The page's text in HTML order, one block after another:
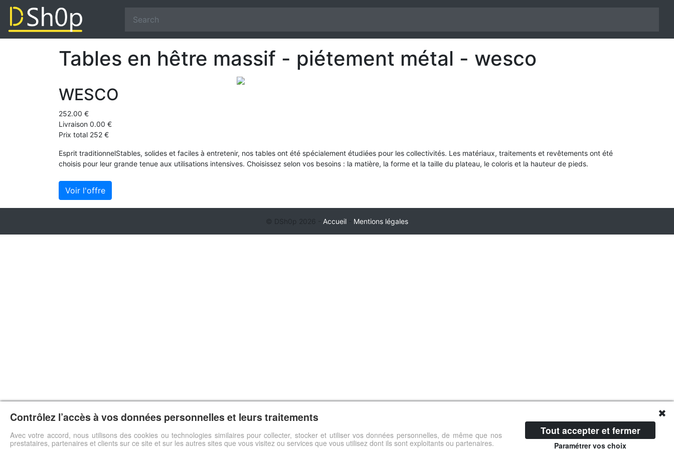
Tables en hêtre massif - piétement métal - wesco
WESCO
252.00 €
Livraison 0.00 €
Prix total 252 €
Esprit traditionnelStables, solides et faciles à entretenir, nos tables ont été spécialement étudiées pour les collectivités. Les matériaux, traitements et revêtements ont été
choisis pour leur grande tenue aux utilisations intensives. Choisissez selon vos besoins : la matière, la forme et la taille du plateau, le coloris et la hauteur de pieds.
Voir l'offre
© DSh0p 2026 - Accueil Mentions légales
✖
Contrôlez l’accès à vos données personnelles et leurs traitements
Avec votre accord, nous utilisons des cookies ou technologies similaires pour collecter, stocker et utiliser vos données personnelles, de même que nos
prestataires, partenaires et clients sur ce site et sur les autres sites que vous visitez ou services que vous utilisez dont ils sont exploitants ou partenaires.
Tout accepter et fermer
Paramétrer vos choix